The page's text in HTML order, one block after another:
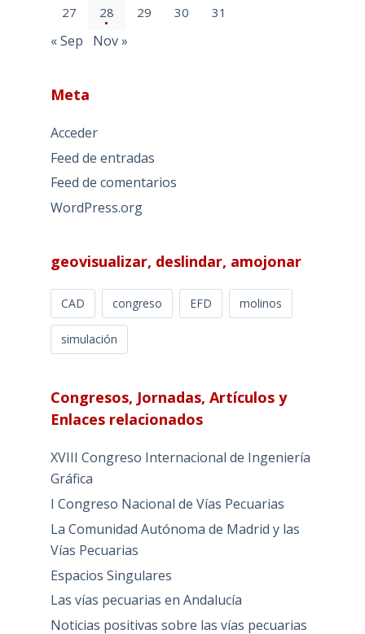
27 28 29 30 31
« Sep Nov »
Meta
Acceder
Feed de entradas
Feed de comentarios
WordPress.org
geovisualizar, deslindar, amojonar
CAD congreso EFD molinos
simulación
Congresos, Jornadas, Artículos y
Enlaces relacionados
XVIII Congreso Internacional de Ingeniería
Gráfica
I Congreso Nacional de Vías Pecuarias
La Comunidad Autónoma de Madrid y las
Vías Pecuarias
Espacios Singulares
Las vías pecuarias en Andalucía
Noticias positivas sobre las vías pecuarias